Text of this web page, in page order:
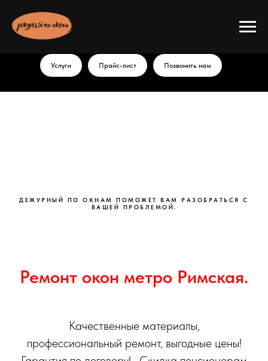
Услуги Прайс-лист Позвонить нам
ДЕЖУРНЫЙ ПО ОКНАМ ПОМОЖЕТ ВАМ РАЗОБРАТЬСЯ С
ВАШЕЙ ПРОБЛЕМОЙ.
Ремонт окон метро Римская.
Качественные материалы,
профессиональный ремонт, выгодные цены!